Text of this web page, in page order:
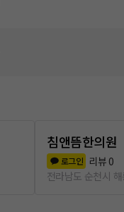
침앤뜸한의원
로그인 리뷰 0
전라남도 순천시